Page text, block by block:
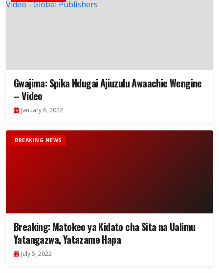
Gwajima: Spika Ndugai Ajiuzulu Awaachie Wengine
– Video
January 6, 2022
BREAKING NEWS
Breaking: Matokeo ya Kidato cha Sita na Ualimu
Yatangazwa, Yatazame Hapa
July 5, 2022